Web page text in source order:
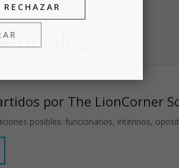
por The LionCorner
posibles: funcionarios, interinos,
RECHAZAR